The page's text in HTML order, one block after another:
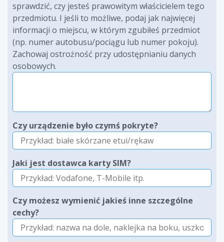
sprawdzić, czy jesteś prawowitym właścicielem tego
przedmiotu. I jeśli to możliwe, podaj jak najwięcej
informacji o miejscu, w którym zgubiłeś przedmiot
(np. numer autobusu/pociągu lub numer pokoju).
Zachowaj ostrożność przy udostępnianiu danych
osobowych.
Czy urządzenie było czymś pokryte?
Jaki jest dostawca karty SIM?
Czy możesz wymienić jakieś inne szczególne
cechy?